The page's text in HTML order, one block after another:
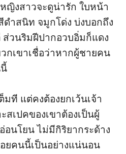
ญิงสาวจะดูน่ารัก ใบหน้า
ำสนิท จมูกโด่ง บ่งบอกถึง
วนริมฝีปากอวบอิ่มก็แดง
กเขาเชื่อว่าหากผู้ชายคน
ที แต่คงต้องยกเว้นเจ้า
สเปคของเขาต้องเป็นผู้
นโยน ไม่มีกิริยากระด้าง
ยคนนี้เป็นอย่างแน่นอน